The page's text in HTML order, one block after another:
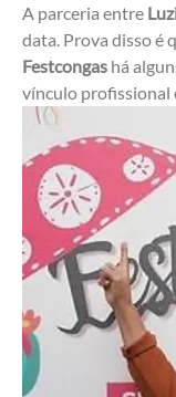
A parceria entre
data. Prova disso é
Festcongas há
vínculo profissional